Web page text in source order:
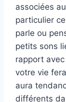
associées
particulier
parle ou
petits sons
rapport avec
votre vie
aura
différents